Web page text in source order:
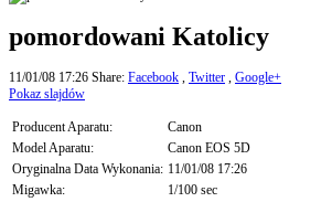
pomordowani Katolicy
11/01/08 17:26 Share: Facebook , Twitter , Google+
Pokaz slajdów
Producent Aparatu:
Canon
Model Aparatu:
Canon EOS 5D
Oryginalna Data Wykonania: 11/01/08 17:26
Migawka:
1/100 sec